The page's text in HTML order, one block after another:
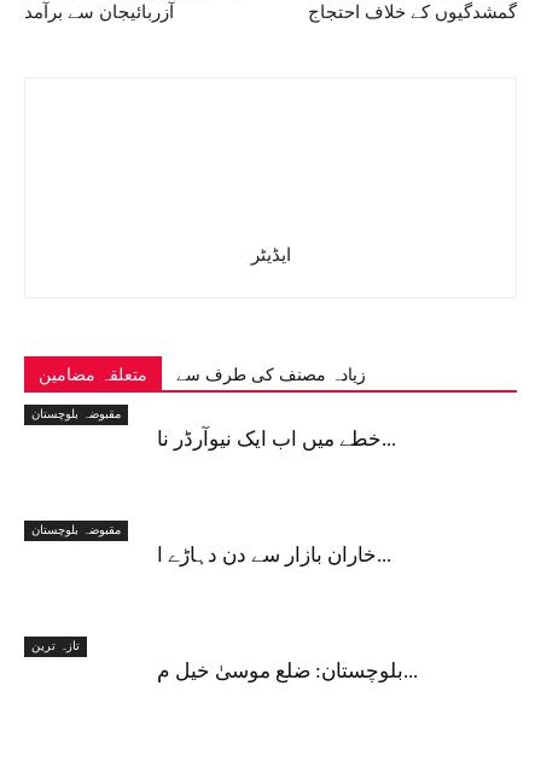
آزربائیجان سے برآمد
گمشدگیوں کے خلاف احتجاج
ایڈیٹر
متعلقہ مضامین زیادہ مصنف کی طرف سے
مقبوضہ بلوچستان
خطے میں اب ایک نیوآرڈر نا...
مقبوضہ بلوچستان
خاران بازار سے دن دہاڑے ا...
تازہ ترین
بلوچستان: ضلع موسیٰ خیل م...